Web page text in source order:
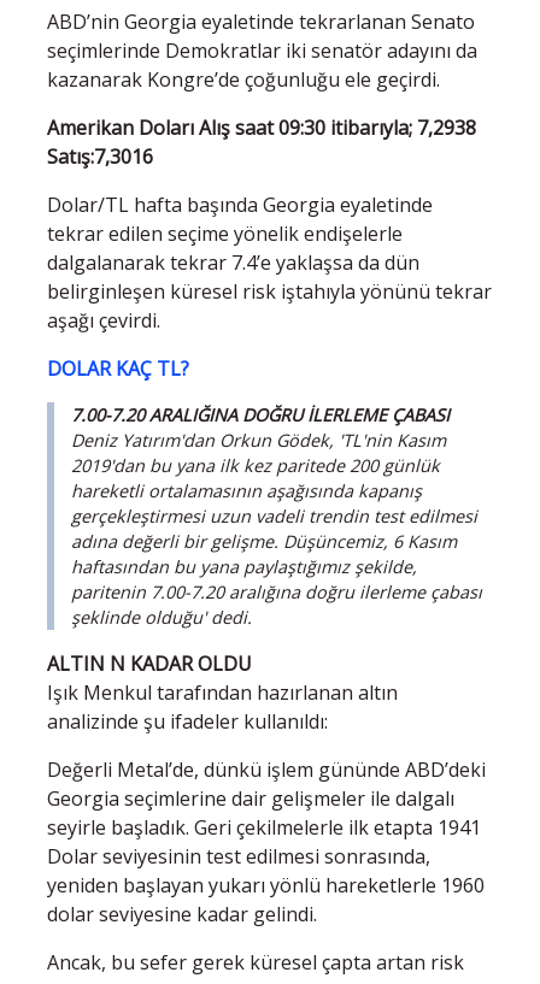
ABD’nin Georgia eyaletinde tekrarlanan Senato
seçimlerinde Demokratlar iki senatör adayını da
kazanarak Kongre’de çoğunluğu ele geçirdi.
Amerikan Doları Alış saat 09:30 itibarıyla; 7,2938
Satış:7,3016
Dolar/TL hafta başında Georgia eyaletinde
tekrar edilen seçime yönelik endişelerle
dalgalanarak tekrar 7.4’e yaklaşsa da dün
belirginleşen küresel risk iştahıyla yönünü tekrar
aşağı çevirdi.
DOLAR KAÇ TL?
7.00-7.20 ARALIĞINA DOĞRU İLERLEME ÇABASI
Deniz Yatırım'dan Orkun Gödek, 'TL'nin Kasım
2019'dan bu yana ilk kez paritede 200 günlük
hareketli ortalamasının aşağısında kapanış
gerçekleştirmesi uzun vadeli trendin test edilmesi
adına değerli bir gelişme. Düşüncemiz, 6 Kasım
haftasından bu yana paylaştığımız şekilde,
paritenin 7.00-7.20 aralığına doğru ilerleme çabası
şeklinde olduğu' dedi.
ALTIN N KADAR OLDU
Işık Menkul tarafından hazırlanan altın
analizinde şu ifadeler kullanıldı:
Değerli Metal’de, dünkü işlem gününde ABD’deki
Georgia seçimlerine dair gelişmeler ile dalgalı
seyirle başladık. Geri çekilmelerle ilk etapta 1941
Dolar seviyesinin test edilmesi sonrasında,
yeniden başlayan yukarı yönlü hareketlerle 1960
dolar seviyesine kadar gelindi.
Ancak, bu sefer gerek küresel çapta artan risk